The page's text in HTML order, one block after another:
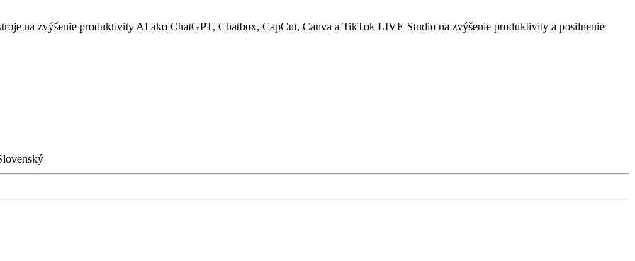
na zvýšenie produktivity AI ako ChatGPT, Chatbox, CapCut, Canva a TikTok LIVE Studio na zvýšenie produktivity a posilnenie